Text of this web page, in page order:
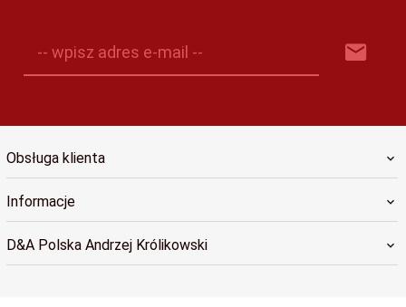
-- wpisz adres e-mail --
Obsługa klienta
Informacje
D&A Polska Andrzej Królikowski